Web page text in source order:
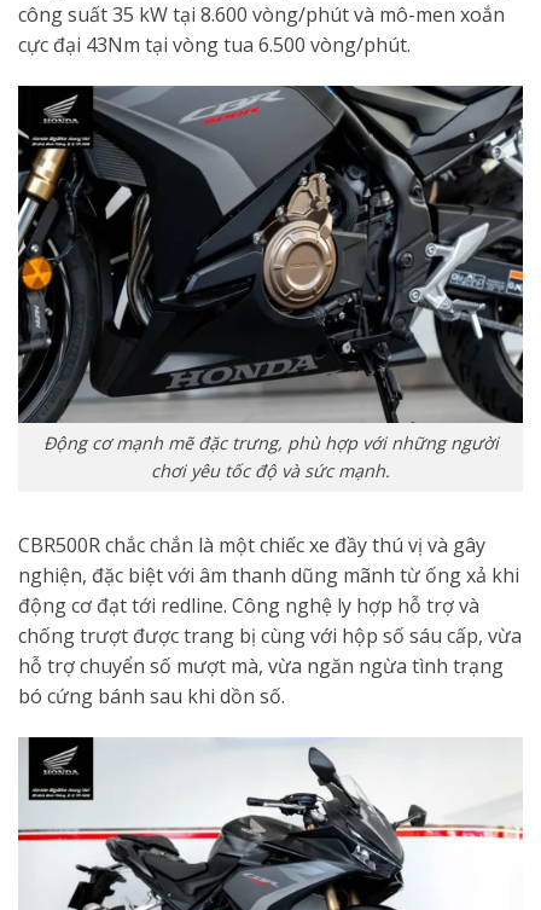
công suất 35 kW tại 8.600 vòng/phút và mô-men xoắn
cực đại 43Nm tại vòng tua 6.500 vòng/phút.
Động cơ mạnh mẽ đặc trưng, phù hợp với những người
chơi yêu tốc độ và sức mạnh.
CBR500R chắc chắn là một chiếc xe đầy thú vị và gây
nghiện, đặc biệt với âm thanh dũng mãnh từ ống xả khi
động cơ đạt tới redline. Công nghệ ly hợp hỗ trợ và
chống trượt được trang bị cùng với hộp số sáu cấp, vừa
hỗ trợ chuyển số mượt mà, vừa ngăn ngừa tình trạng
bó cứng bánh sau khi dồn số.